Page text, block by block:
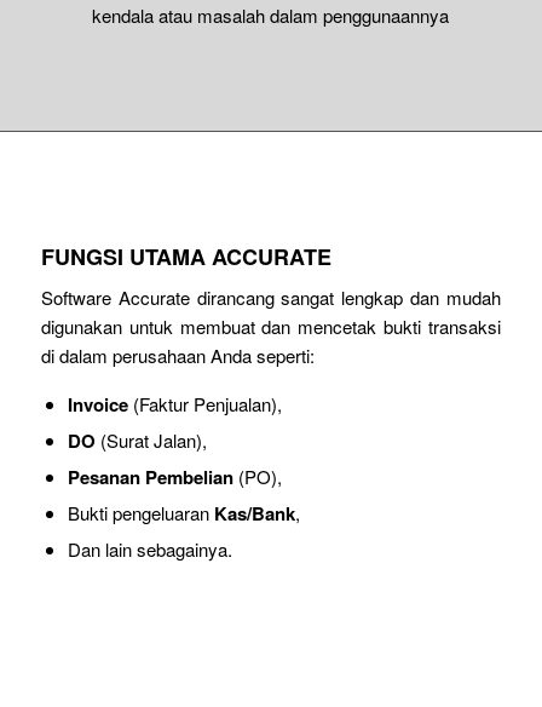
kendala atau masalah dalam penggunaannya
FUNGSI UTAMA ACCURATE
Software Accurate dirancang sangat lengkap dan mudah
digunakan untuk membuat dan mencetak bukti transaksi
di dalam perusahaan Anda seperti:
Invoice(Faktur Penjualan),
DO (Surat Jalan),
Pesanan Pembelian(PO),
Bukti pengeluaran Kas/Bank,
Dan lain sebagainya.